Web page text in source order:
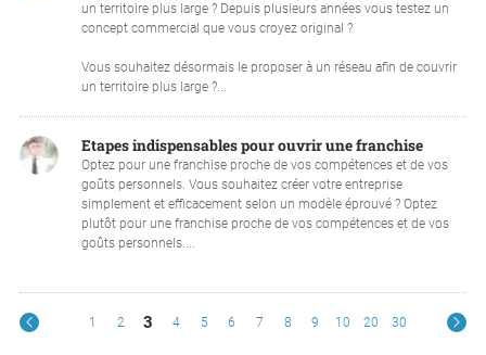
un territoire plus large ? Depuis plusieurs années vous testez un
concept commercial que vous croyez original ?
Vous souhaitez désormais le proposer à un réseau afin de couvrir
un territoire plus large ?...
Etapes indispensables pour ouvrir une franchise
Optez pour une franchise proche de vos compétences et de vos
goûts personnels. Vous souhaitez créer votre entreprise
simplement et efficacement selon un modèle éprouvé ? Optez
plutôt pour une franchise proche de vos compétences et de vos
goûts personnels....
1 2 3 4 5 6 7 8 9 10 20 30